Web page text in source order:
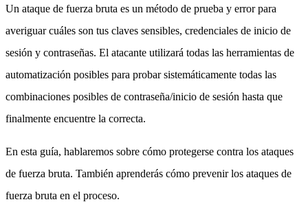
Un ataque de fuerza bruta es un método de prueba y error para
averiguar cuáles son tus claves sensibles, credenciales de inicio de
sesión y contraseñas. El atacante utilizará todas las herramientas de
automatización posibles para probar sistemáticamente todas las
combinaciones posibles de contraseña/inicio de sesión hasta que
finalmente encuentre la correcta.
En esta guía, hablaremos sobre cómo protegerse contra los ataques
de fuerza bruta. También aprenderás cómo prevenir los ataques de
fuerza bruta en el proceso.